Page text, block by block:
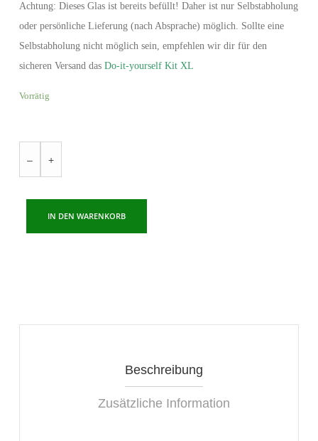
Achtung: Dieses Glas ist bereits befüllt! Daher ist nur Selbstabholung
oder persönliche Lieferung (nach Absprache) möglich. Sollte eine
Selbstabholung nicht möglich sein, empfehlen wir dir für den
sicheren Versand das Do-it-yourself Kit XL
Vorrätig
– +
IN DEN WARENKORB
Beschreibung
Zusätzliche Information